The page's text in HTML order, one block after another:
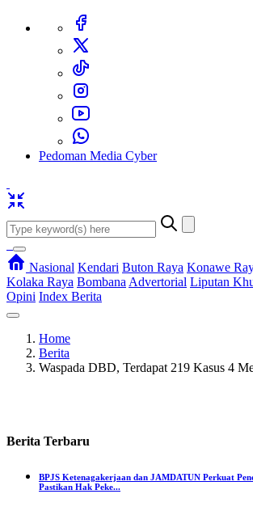
Pedoman Media Cyber
Nasional Kendari Buton Raya Konawe
Kolaka Raya Bombana Advertorial Liputan
Opini Index Berita
Home
Berita
Waspada DBD, Terdapat 219 Kasus 4
Berita Terbaru
BPJS Ketenagakerjaan dan JAMDATUN Perkuat
Pastikan Hak Peke...